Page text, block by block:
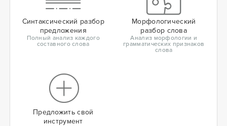
Синтаксический разбор
предложения
Полный анализ каждого
составного слова
Морфологический
разбор слова
Анализ морфологии и
грамматических признаков
слова
Предложить свой
инструмент